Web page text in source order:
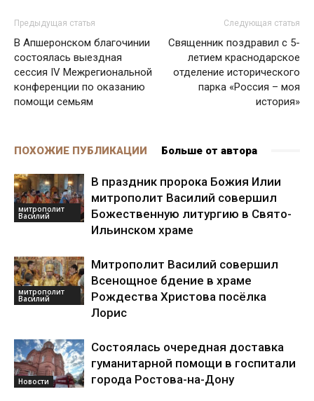
Предыдущая статья
В Апшеронском благочинии
состоялась выездная
сессия IV Межрегиональной
конференции по оказанию
помощи семьям
Следующая статья
Священник поздравил с 5-
летием краснодарское
отделение исторического
парка «Россия – моя
история»
ПОХОЖИЕ ПУБЛИКАЦИИ Больше от автора
митрополит
Василий
В праздник пророка Божия Илии
митрополит Василий совершил
Божественную литургию в Свято-
Ильинском храме
митрополит
Василий
Митрополит Василий совершил
Всенощное бдение в храме
Рождества Христова посёлка
Лорис
Новости
Состоялась очередная доставка
гуманитарной помощи в госпитали
города Ростова-на-Дону